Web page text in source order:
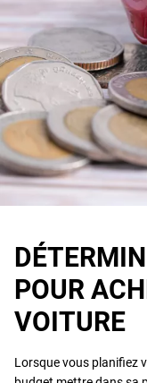
POUR
VOITURE
Lorsque vous planifiez